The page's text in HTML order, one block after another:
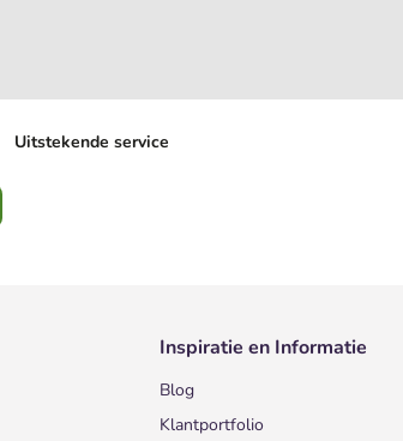
Uitstekende service
Inspiratie en Informatie
Blog
Klantportfolio